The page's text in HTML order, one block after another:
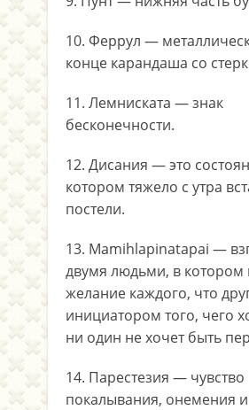
10. Феррул —
конце карандаша со
11. Лемниската — знак
бесконечности.
12. Дисания — это
котором тяжело с утра
постели.
13. Mamihlapinatapai —
двумя людьми, в котором
желание каждого, что
инициатором того, чего
ни один не хочет быть
14. Парестезия — чувство
покалывания, онемения